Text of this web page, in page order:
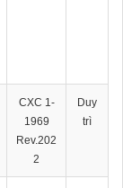
CXC 1-
1969
Rev.202
2
Duy
trì